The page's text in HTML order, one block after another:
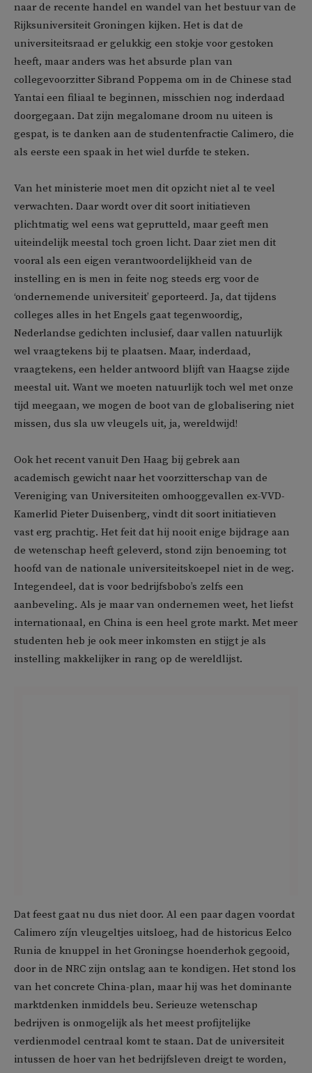
naar de recente handel en wandel van het bestuur van de
Rijksuniversiteit Groningen kijken. Het is dat de
universiteitsraad er gelukkig een stokje voor gestoken
heeft, maar anders was het absurde plan van
collegevoorzitter Sibrand Poppema om in de Chinese stad
Yantai een filiaal te beginnen, misschien nog inderdaad
doorgegaan. Dat zijn megalomane droom nu uiteen is
gespat, is te danken aan de studentenfractie Calimero, die
als eerste een spaak in het wiel durfde te steken.
Van het ministerie moet men dit opzicht niet al te veel
verwachten. Daar wordt over dit soort initiatieven
plichtmatig wel eens wat geprutteld, maar geeft men
uiteindelijk meestal toch groen licht. Daar ziet men dit
vooral als een eigen verantwoordelijkheid van de
instelling en is men in feite nog steeds erg voor de
‘ondernemende universiteit’ geporteerd. Ja, dat tijdens
colleges alles in het Engels gaat tegenwoordig,
Nederlandse gedichten inclusief, daar vallen natuurlijk
wel vraagtekens bij te plaatsen. Maar, inderdaad,
vraagtekens, een helder antwoord blijft van Haagse zijde
meestal uit. Want we moeten natuurlijk toch wel met onze
tijd meegaan, we mogen de boot van de globalisering niet
missen, dus sla uw vleugels uit, ja, wereldwijd!
Ook het recent vanuit Den Haag bij gebrek aan
academisch gewicht naar het voorzitterschap van de
Vereniging van Universiteiten omhooggevallen ex-VVD-
Kamerlid Pieter Duisenberg, vindt dit soort initiatieven
vast erg prachtig. Het feit dat hij nooit enige bijdrage aan
de wetenschap heeft geleverd, stond zijn benoeming tot
hoofd van de nationale universiteitskoepel niet in de weg.
Integendeel, dat is voor bedrijfsbobo’s zelfs een
aanbeveling. Als je maar van ondernemen weet, het liefst
internationaal, en China is een heel grote markt. Met meer
studenten heb je ook meer inkomsten en stijgt je als
instelling makkelijker in rang op de wereldlijst.
Dat feest gaat nu dus niet door. Al een paar dagen voordat
Calimero zíjn vleugeltjes uitsloeg, had de historicus Eelco
Runia de knuppel in het Groningse hoenderhok gegooid,
door in de NRC zijn ontslag aan te kondigen. Het stond los
van het concrete China-plan, maar hij was het dominante
marktdenken inmiddels beu. Serieuze wetenschap
bedrijven is onmogelijk als het meest profijtelijke
verdienmodel centraal komt te staan. Dat de universiteit
intussen de hoer van het bedrijfsleven dreigt te worden,